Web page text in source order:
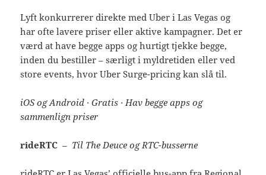
Lyft konkurrerer direkte med Uber i Las Vegas og
har ofte lavere priser eller aktive kampagner. Det er
værd at have begge apps og hurtigt tjekke begge,
inden du bestiller – særligt i myldretiden eller ved
store events, hvor Uber Surge-pricing kan slå til.
iOS og Android · Gratis · Hav begge apps og
sammenlign priser
rideRTC – Til The Deuce og RTC-busserne